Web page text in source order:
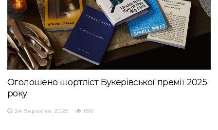
Оголошено шортліст Букерівської премії 2025
року
24 Вересня, 2025 699